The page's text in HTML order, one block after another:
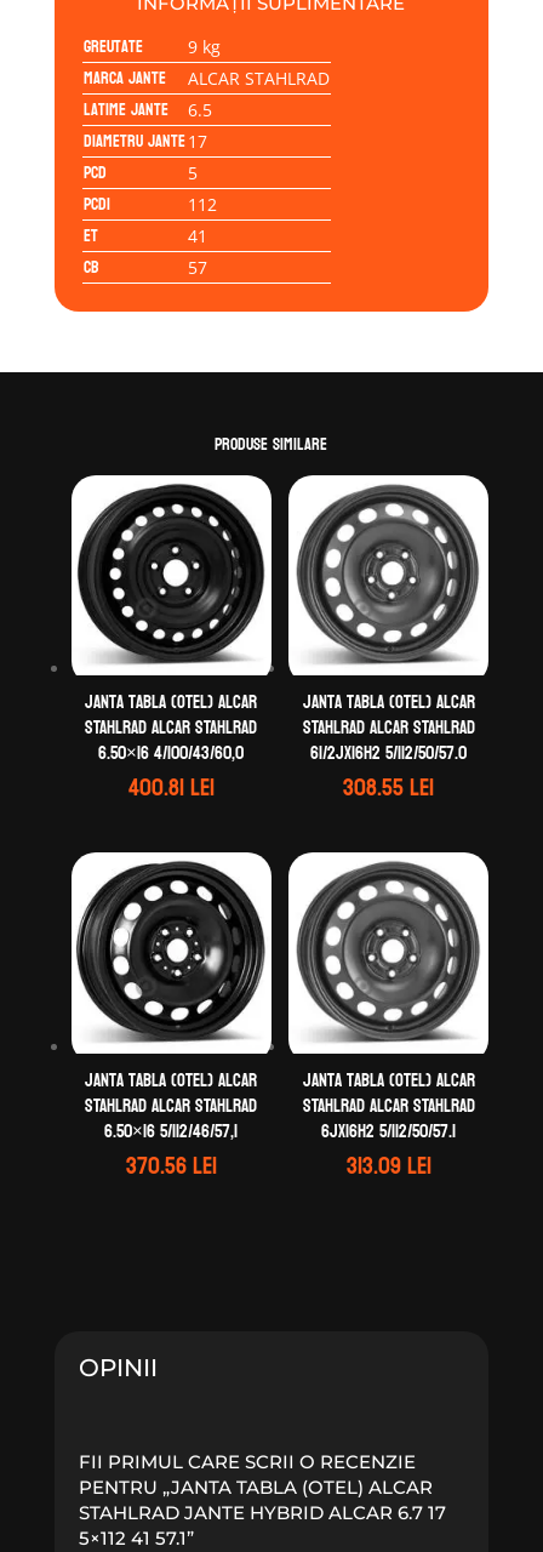
Greutate 9 kg
Marca jante ALCAR STAHLRAD
Latime jante 6.5
Diametru jante17
PCD 5
PCD1 112
ET 41
CB 57
Produse similare
Janta tabla (otel) ALCAR
STAHLRAD ALCAR STAHLRAD
6.50×16 4/100/43/60,0
400.81lei
Janta tabla (otel) ALCAR
STAHLRAD ALCAR STAHLRAD
61/2Jx16H2 5/112/50/57.0
308.55lei
Janta tabla (otel) ALCAR
STAHLRAD ALCAR STAHLRAD
6.50×16 5/112/46/57,1
370.56lei
Janta tabla (otel) ALCAR
STAHLRAD ALCAR STAHLRAD
6Jx16H2 5/112/50/57.1
313.09lei
OPINII
FII PRIMUL CARE SCRII O RECENZIE
PENTRU „JANTA TABLA (OTEL) ALCAR
STAHLRAD JANTE HYBRID ALCAR 6.7 17
5×112 41 57.1”